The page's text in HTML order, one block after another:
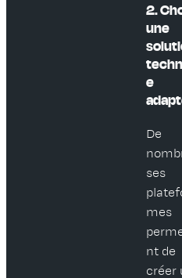
2.
une
e
De
ses
mes
nt de
créer